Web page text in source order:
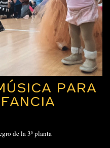
PARA
de la 3ª planta